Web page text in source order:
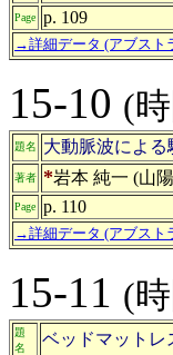
Page p. 109
→詳細データ (アブスト
15-10 (
題名 大動脈波によ
著者 *岩本 純一 (山
Page p. 110
→詳細データ (アブスト
15-11 (
題
名
ベッドマットレ